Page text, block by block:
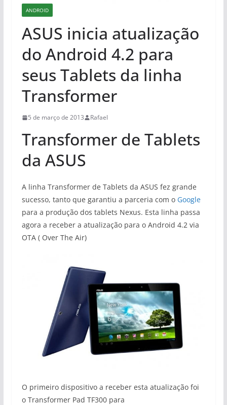
ANDROID
ASUS inicia atualização
do Android 4.2 para
seus Tablets da linha
Transformer
5 de março de 2013 Rafael
Transformer de Tablets
da ASUS
A linha Transformer de Tablets da ASUS fez grande
sucesso, tanto que garantiu a parceria com o Google
para a produção dos tablets Nexus. Esta linha passa
agora a receber a atualização para o Android 4.2 via
OTA ( Over The Air)
O primeiro dispositivo a receber esta atualização foi
o Transformer Pad TF300 para